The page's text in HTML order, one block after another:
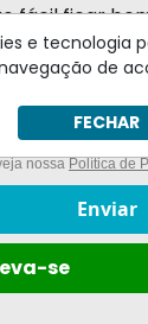
fácil ficar
em receber
nossa Política de
Enviar
se
e tecnologia
de
FECHAR